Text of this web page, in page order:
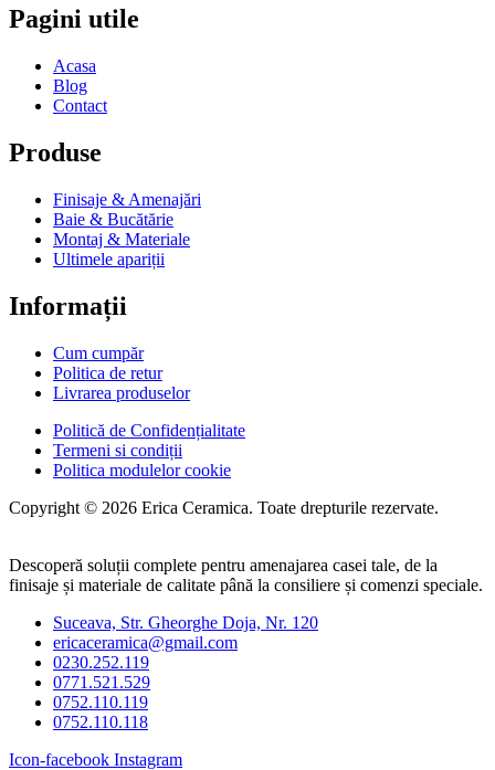
Pagini utile
Acasa
Blog
Contact
Produse
Finisaje & Amenajări
Baie & Bucătărie
Montaj & Materiale
Ultimele apariții
Informații
Cum cumpăr
Politica de retur
Livrarea produselor
Politică de Confidențialitate
Termeni si condiții
Politica modulelor cookie
Copyright © 2026 Erica Ceramica. Toate drepturile rezervate.
Descoperă soluții complete pentru amenajarea casei tale, de la
finisaje și materiale de calitate până la consiliere și comenzi speciale.
Suceava, Str. Gheorghe Doja, Nr. 120
ericaceramica@gmail.com
0230.252.119
0771.521.529
0752.110.119
0752.110.118
Icon-facebook Instagram